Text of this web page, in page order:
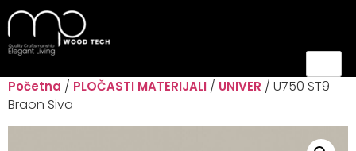
Početna / PLOČASTI MATERIJALI / UNIVER / U750 ST9
Braon Siva